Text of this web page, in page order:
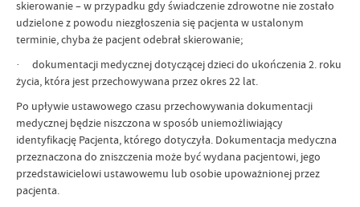
skierowanie – w przypadku gdy świadczenie zdrowotne nie zostało
udzielone z powodu niezgłoszenia się pacjenta w ustalonym
terminie, chyba że pacjent odebrał skierowanie;
· dokumentacji medycznej dotyczącej dzieci do ukończenia 2. roku
życia, która jest przechowywana przez okres 22 lat.
Po upływie ustawowego czasu przechowywania dokumentacji
medycznej będzie niszczona w sposób uniemożliwiający
identyfikację Pacjenta, którego dotyczyła. Dokumentacja medyczna
przeznaczona do zniszczenia może być wydana pacjentowi, jego
przedstawicielowi ustawowemu lub osobie upoważnionej przez
pacjenta.